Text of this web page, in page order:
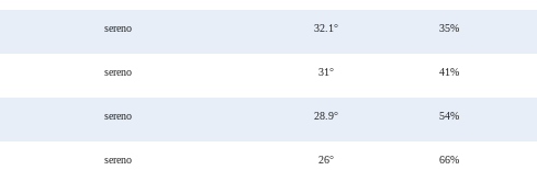
sereno 32.1°
35%
sereno 31°
41%
sereno 28.9°
54%
sereno 26°
66%